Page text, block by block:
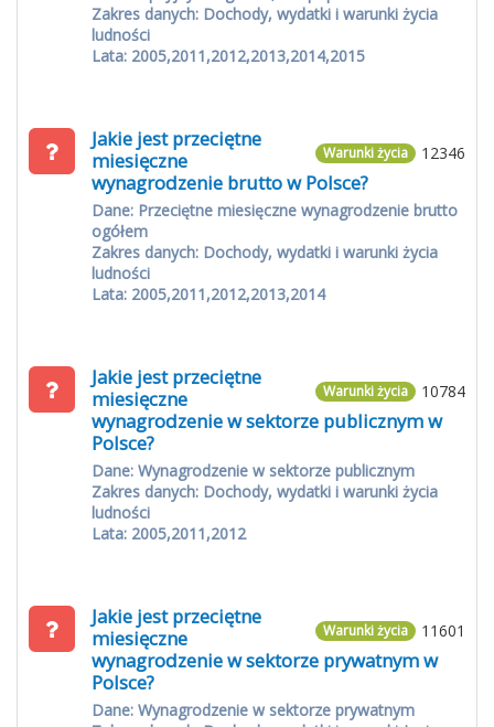
Zakres danych: Dochody, wydatki i warunki życia
ludności
Lata: 2005,2011,2012,2013,2014,2015
12346
Warunki życia
Jakie jest przeciętne
miesięczne
wynagrodzenie brutto w Polsce?
Dane: Przeciętne miesięczne wynagrodzenie brutto
ogółem
Zakres danych: Dochody, wydatki i warunki życia
ludności
Lata: 2005,2011,2012,2013,2014
10784
Warunki życia
Jakie jest przeciętne
miesięczne
wynagrodzenie w sektorze publicznym w
Polsce?
Dane: Wynagrodzenie w sektorze publicznym
Zakres danych: Dochody, wydatki i warunki życia
ludności
Lata: 2005,2011,2012
11601
Warunki życia
Jakie jest przeciętne
miesięczne
wynagrodzenie w sektorze prywatnym w
Polsce?
Dane: Wynagrodzenie w sektorze prywatnym